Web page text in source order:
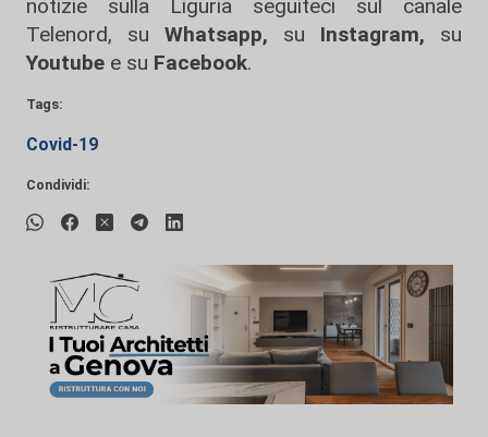
notizie sulla Liguria seguiteci sul canale
Telenord, su
Whatsapp, su Instagram, su
Youtube e su Facebook.
Tags:
Covid-19
Condividi: